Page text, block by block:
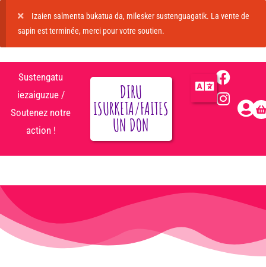
Izaien salmenta bukatua da, milesker sustenguagatik. La vente de
sapin est terminée, merci pour votre soutien.
Sustengatu
iezaiguzue /
Soutenez notre
action !
DIRU
ISURKETA/FAITES
UN DON